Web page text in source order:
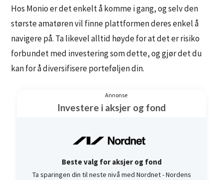
Hos Monio er det enkelt å komme i gang, og selv den
største amatøren vil finne plattformen deres enkel å
navigere på. Ta likevel alltid høyde for at det er risiko
forbundet med investering som dette, og gjør det du
kan for å diversifisere porteføljen din.
Annonse
Investere i aksjer og fond
Beste valg for aksjer og fond
Ta sparingen din til neste nivå med Nordnet - Nordens